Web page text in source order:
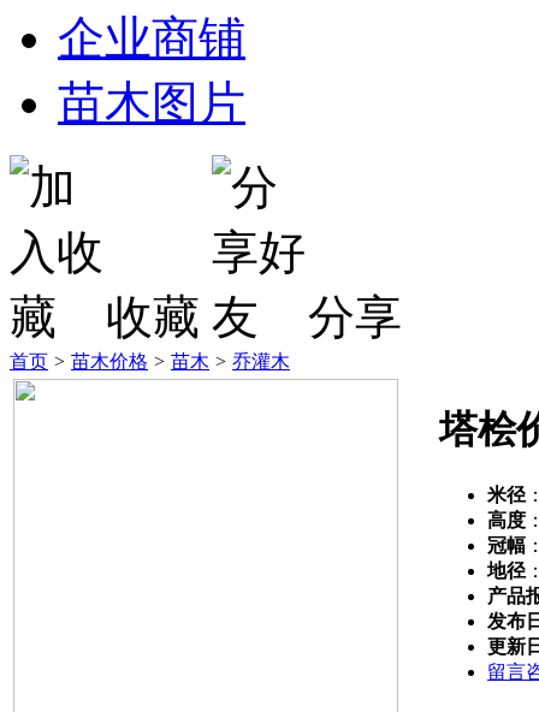
企业商铺
苗木图片
收藏 分享
首页 > 苗木价格 > 苗木 > 乔灌木
塔桧
米径
高度
冠幅
地径
产品
发布
更新
留言